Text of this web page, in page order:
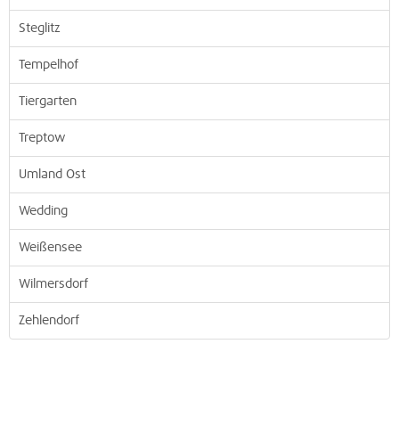
Steglitz
Tempelhof
Tiergarten
Treptow
Umland Ost
Wedding
Weißensee
Wilmersdorf
Zehlendorf